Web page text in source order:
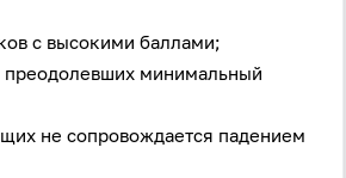
с высокими баллами;
минимальный
не сопровождается падением